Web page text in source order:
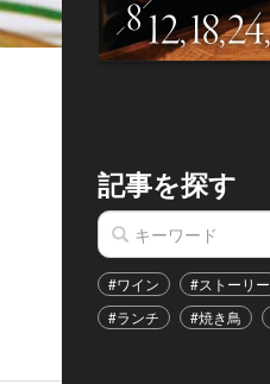
記事を探す
#ワイン #ストーリー
#ランチ
#焼き鳥